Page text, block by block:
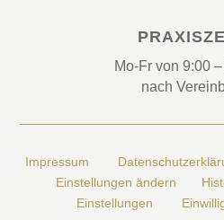
Mo-Fr von 9:00
nach
Impressum
Einstellungen ändern
Einstellungen